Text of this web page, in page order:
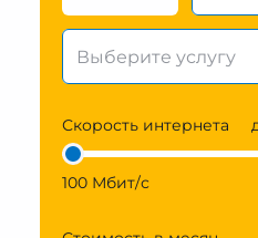
Скорость интернета
100 Мбит/с